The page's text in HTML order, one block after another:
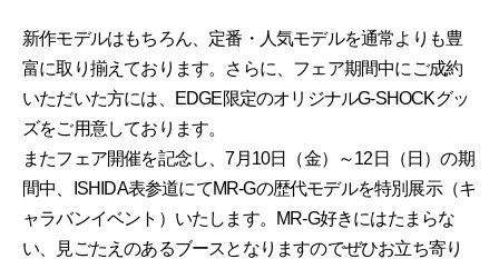
新作モデルはもちろん、定番・人気モデルを通常よりも豊
富に取り揃えております。さらに、フェア期間中にご成約
いただいた方には、EDGE限定のオリジナルG-SHOCKグッ
ズをご用意しております。
またフェア開催を記念し、7月10日（金）～12日（日）の期
間中、ISHIDA表参道にてMR-Gの歴代モデルを特別展示（キ
ャラバンイベント）いたします。MR-G好きにはたまらな
い、見ごたえのあるブースとなりますのでぜひお立ち寄り